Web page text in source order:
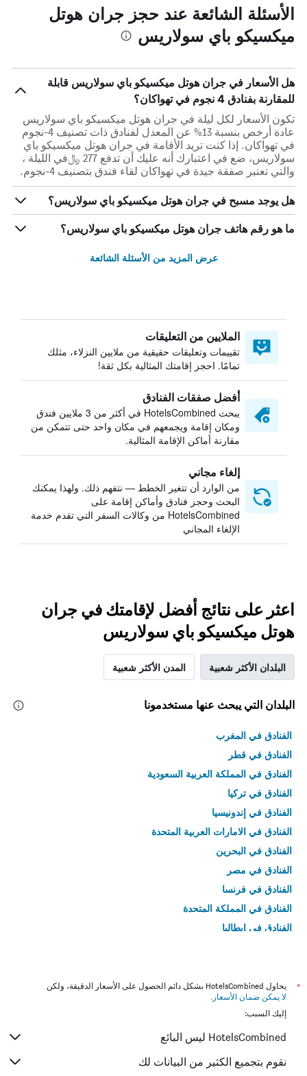
الأسئلة الشائعة عند حجز جران هوتل
ميكسيكو باي سولاريس
هل الأسعار في جران هوتل ميكسيكو باي سولاريس قابلة
للمقارنة بفنادق 4 نجوم في تهواكان؟
تكون الأسعار لكل ليلة في جران هوتل ميكسيكو باي سولاريس
عادة أرخص بنسبة 13% عن المعدل لفنادق ذات تصنيف 4-نجوم
في تهواكان. إذا كنت تريد الأقامة في جران هوتل ميكسيكو باي
سولاريس، ضع في اعتبارك أنه عليك أن تدفع 277 ﷼في الليلة ،
والتي تعتبر صفقة جيدة في تهواكان لقاء فندق بتصنيف 4-نجوم.
هل يوجد مسبح في جران هوتل ميكسيكو باي سولاريس؟
ما هو رقم هاتف جران هوتل ميكسيكو باي سولاريس؟
عرض المزيد من الأسئلة الشائعة
الملايين من التعليقات
تقييمات وتعليقات حقيقية من ملايين النزلاء، مثلك
تمامًا. احجز إقامتك المثالية بكل ثقة!
أفضل صفقات الفنادق
يبحث HotelsCombined في أكثر من 3 ملايين فندق
ومكان إقامة ويجمعهم في مكان واحد حتى تتمكن من
مقارنة أماكن الإقامة المثالية.
إلغاء مجاني
من الوارد أن تتغير الخطط — نتفهم ذلك. ولهذا يمكنك
البحث وحجز فنادق وأماكن إقامة على
HotelsCombined من وكالات السفر التي تقدم خدمة
الإلغاء المجاني
اعثر على نتائج أفضل لإقامتك في جران
هوتل ميكسيكو باي سولاريس
البلدان الأكثر شعبية المدن الأكثر شعبية
البلدان التي يبحث عنها مستخدمونا
الفنادق في المغرب
الفنادق في قطر
الفنادق في المملكة العربية السعودية
الفنادق في تركيا
الفنادق في إندونيسيا
الفنادق في الامارات العربية المتحدة
الفنادق في البحرين
الفنادق في مصر
الفنادق في فرنسا
الفنادق في المملكة المتحدة
الفنادق في إيطاليا
*
يحاول HotelsCombined بشكل دائم الحصول على الأسعار الدقيقة، ولكن
لا يمكن ضمان الأسعار .
إليك السبب:
HotelsCombined ليس البائع
نقوم بتجميع الكثير من البيانات لك